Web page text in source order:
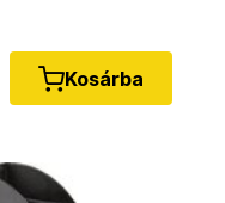
Kosárba